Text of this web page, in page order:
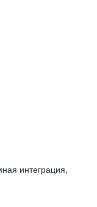
интеграция,